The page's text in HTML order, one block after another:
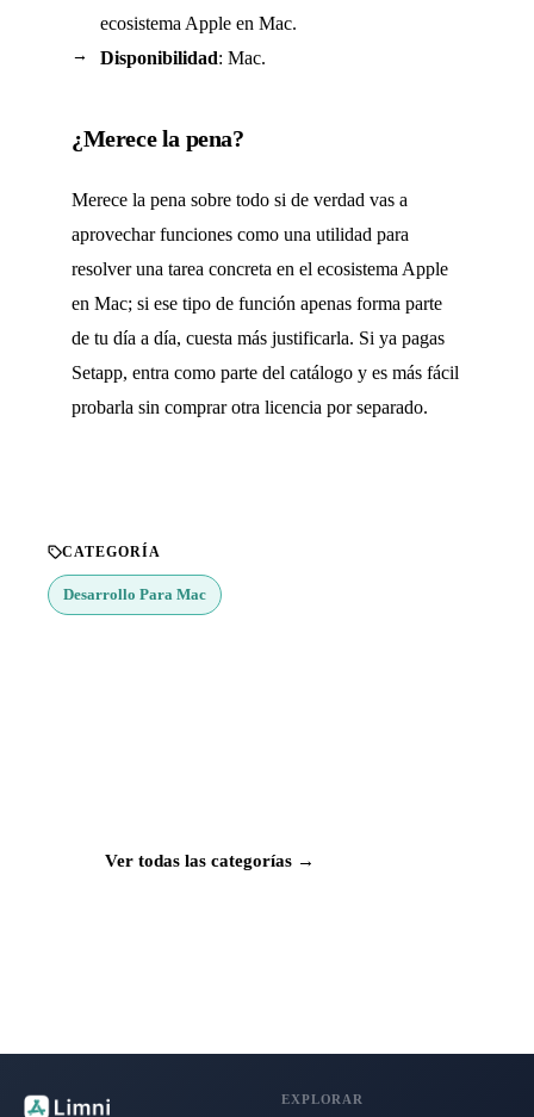
ecosistema Apple en Mac.
Disponibilidad: Mac.
¿Merece la pena?
Merece la pena sobre todo si de verdad vas a
aprovechar funciones como una utilidad para
resolver una tarea concreta en el ecosistema Apple
en Mac; si ese tipo de función apenas forma parte
de tu día a día, cuesta más justificarla. Si ya pagas
Setapp, entra como parte del catálogo y es más fácil
probarla sin comprar otra licencia por separado.
CATEGORÍA
Desarrollo Para Mac
Ver todas las categorías →
EXPLORAR